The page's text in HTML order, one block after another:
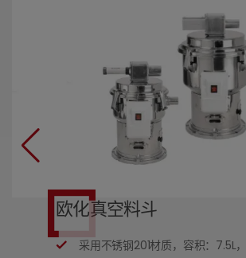
欧化真空料斗
采用不锈钢201材质，容积：7.5L，